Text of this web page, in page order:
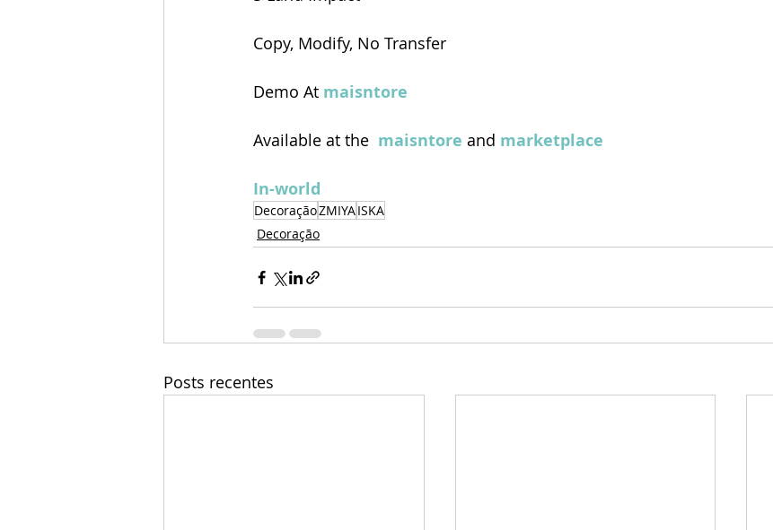
Copy, Modify, No Transfer
Demo At maisntore
Available at the maisntore and marketplace
In-world
DecoraçãoZMIYAISKA
Decoração
Posts recentes